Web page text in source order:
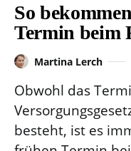
So
Termin beim
Martina Lerch
Obwohl das
besteht, ist es